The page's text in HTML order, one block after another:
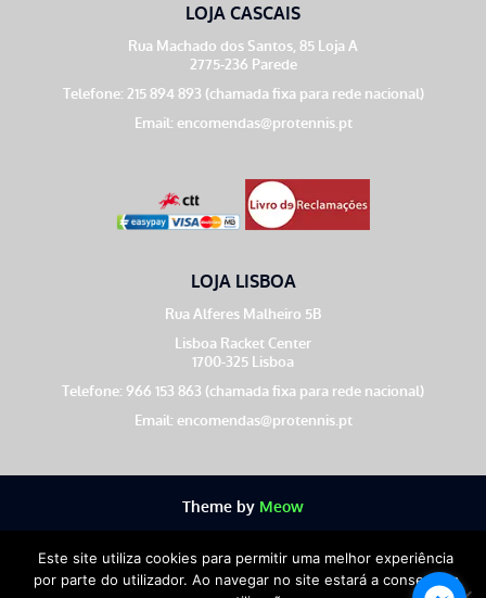
LOJA CASCAIS
Rua Machado dos Santos, 85 Loja A
2775-236 Parede
Telefone: 215 894 893 (chamada fixa para rede nacional)
Email: encomendas@protennis.pt
LOJA LISBOA
Rua Alferes Malheiro 5B
Lisboa Racket Center
1700-325 Lisboa
Telefone: 966 153 863 (chamada fixa para rede nacional)
Email: encomendas@protennis.pt
Theme by Meow
Copyright © 2026 ProTennis ©
Este site utiliza cookies para permitir uma melhor experiência
por parte do utilizador. Ao navegar no site estará a consentir a